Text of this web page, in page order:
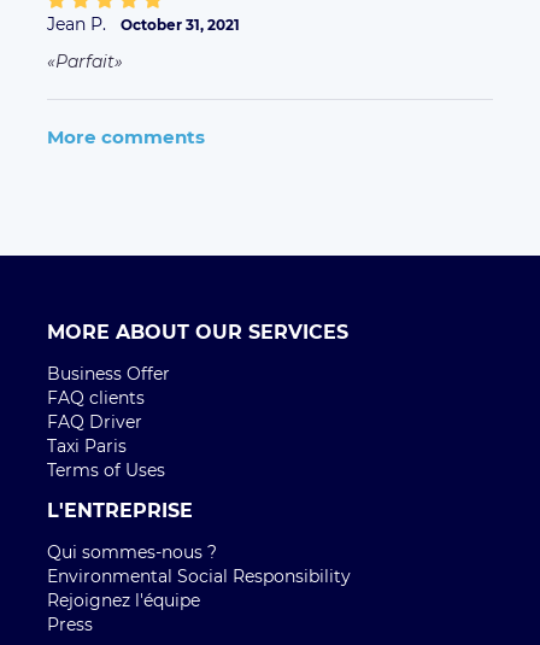
Jean P. October 31, 2021
Parfait
More comments
MORE ABOUT OUR SERVICES
Business Offer
FAQ clients
FAQ Driver
Taxi Paris
Terms of Uses
L'ENTREPRISE
Qui sommes-nous ?
Environmental Social Responsibility
Rejoignez l'équipe
Press